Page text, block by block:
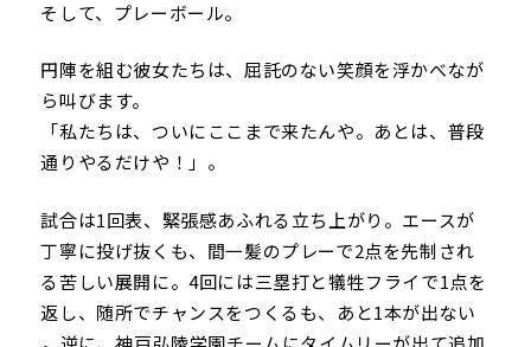
そして、プレーボール。
円陣を組む彼女たちは、屈託のない笑顔を浮かべなが
ら叫びます。
「私たちは、ついにここまで来たんや。あとは、普段
通りやるだけや！」。
試合は1回表、緊張感あふれる立ち上がり。エースが
丁寧に投げ抜くも、間一髪のプレーで2点を先制され
る苦しい展開に。4回には三塁打と犠牲フライで1点を
返し、随所でチャンスをつくるも、あと1本が出ない